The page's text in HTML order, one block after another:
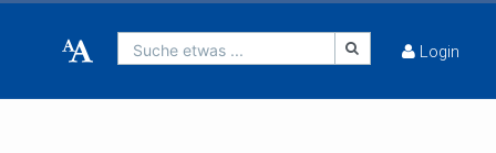
Suche etwas ... Login